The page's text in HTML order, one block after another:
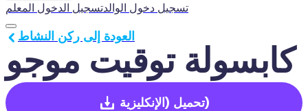
تسجيل الدخول المعلمتسجيل دخول الوالد
كابسولة توقيت موجو
العودة إلى ركن النشاط
تحميل(الإنكليزية)